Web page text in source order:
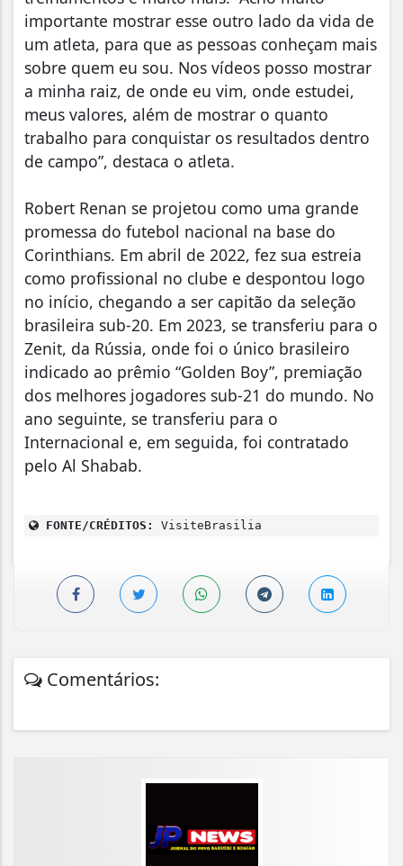
importante mostrar esse outro lado da vida de
um atleta, para que as pessoas conheçam mais
sobre quem eu sou. Nos vídeos posso mostrar
a minha raiz, de onde eu vim, onde estudei,
meus valores, além de mostrar o quanto
trabalho para conquistar os resultados dentro
de campo”, destaca o atleta.
Robert Renan se projetou como uma grande
promessa do futebol nacional na base do
Corinthians. Em abril de 2022, fez sua estreia
como profissional no clube e despontou logo
no início, chegando a ser capitão da seleção
brasileira sub-20. Em 2023, se transferiu para o
Zenit, da Rússia, onde foi o único brasileiro
indicado ao prêmio “Golden Boy”, premiação
dos melhores jogadores sub-21 do mundo. No
ano seguinte, se transferiu para o
Internacional e, em seguida, foi contratado
pelo Al Shabab.
FONTE/CRÉDITOS: VisiteBrasilia
Comentários: